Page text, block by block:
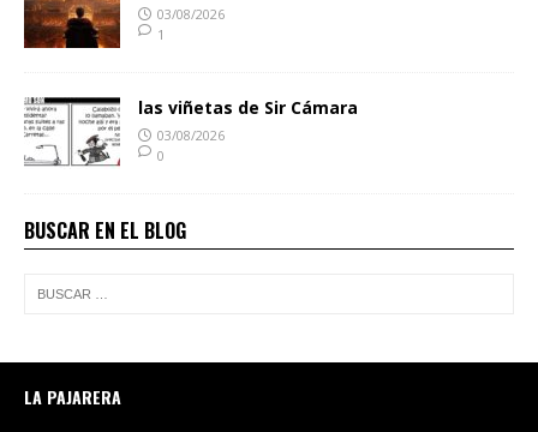
03/08/2026
1
las viñetas de Sir Cámara
03/08/2026
0
BUSCAR EN EL BLOG
LA PAJARERA